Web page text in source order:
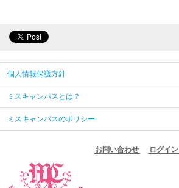
個人情報保護方針
ミスキャンパスとは？
ミスキャンパスのポリシー
お問い合わせ ログイン